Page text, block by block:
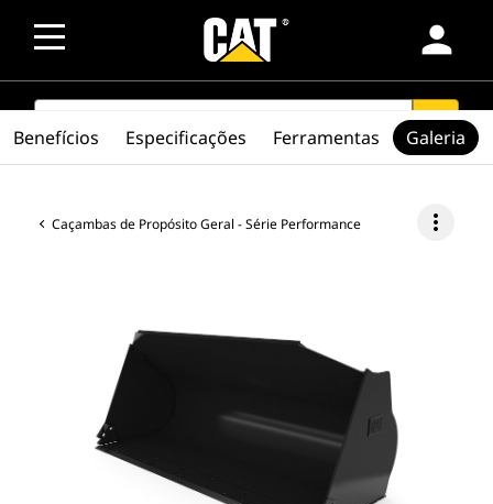
person
SEARCH search
Caçambas de Propósito Geral - Série Performance more_vert
Benefícios Especificações Ferramentas Galeria